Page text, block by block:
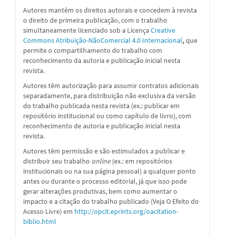
Autores mantêm os direitos autorais e concedem à revista
o direito de primeira publicação, com o trabalho
simultaneamente licenciado sob a Licença Creative
Commons Atribuição-NãoComercial 4.0 Internacional,que
permite o compartilhamento do trabalho com
reconhecimento da autoria e publicação inicial nesta
revista.
Autores têm autorização para assumir contratos adicionais
separadamente, para distribuição não exclusiva da versão
do trabalho publicada nesta revista (ex.: publicar em
repositório institucional ou como capítulo de livro), com
reconhecimento de autoria e publicação inicial nesta
revista.
Autores têm permissão e são estimulados a publicar e
distribuir seu trabalho online(ex.: em repositórios
institucionais ou na sua página pessoal) a qualquer ponto
antes ou durante o processo editorial, já que isso pode
gerar alterações produtivas, bem como aumentar o
impacto e a citação do trabalho publicado (Veja O Efeito do
Acesso Livre) em http://opcit.eprints.org/oacitation-
biblio.html